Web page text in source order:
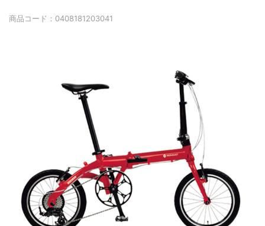
商品コード： 0408181203041